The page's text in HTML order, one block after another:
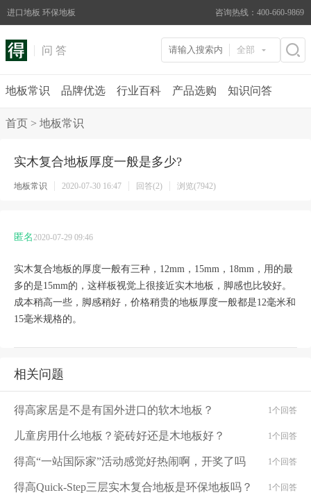
进口地板 环保地板 咨询热线：400-660-9869
问 答 全部
地板常识 品牌优选 行业百科 产品选购 知识问答
首页 > 地板常识
实木复合地板厚度一般是多少?
地板常识 2020-07-30 16:47 回答(2) 浏览(7942)
匿名2020-07-29 09:46
实木复合地板的厚度一般有三种，12mm，15mm，18mm，用的最
多的是15mm的，这样板视觉上很接近实木地板，脚感也比较好。
成本稍高一些，脚感稍好，价格稍贵的地板厚度一般都是12毫米和
15毫米规格的。
相关问题
得高家居是不是有国外进口的软木地板？ 1个回答
儿童房用什么地板？瓷砖好还是木地板好？ 1个回答
得高“一站国际家”活动感觉好热闹啊，开奖了吗 1个回答
得高Quick-Step三层实木复合地板是环保地板吗？ 1个回答